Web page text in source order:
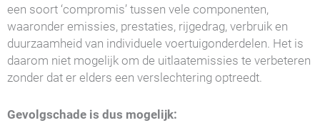
een soort ‘compromis’ tussen vele componenten,
waaronder emissies, prestaties, rijgedrag, verbruik en
duurzaamheid van individuele voertuigonderdelen. Het is
daarom niet mogelijk om de uitlaatemissies te verbeteren
zonder dat er elders een verslechtering optreedt.
Gevolgschade is dus mogelijk: